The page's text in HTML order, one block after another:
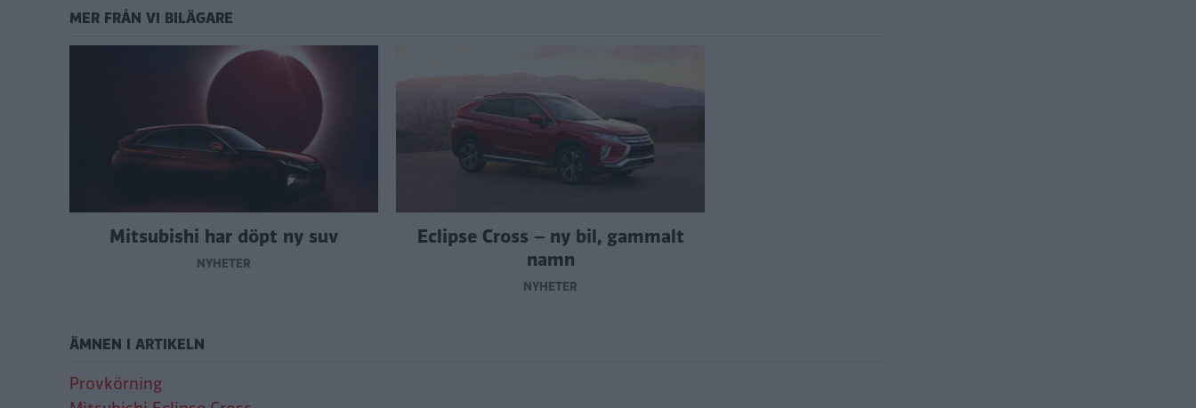
MER FRÅN VI BILÄGARE
Mitsubishi har döpt ny suv
NYHETER
Eclipse Cross – ny bil, gammalt
namn
NYHETER
ÄMNEN I ARTIKELN
Provkörning